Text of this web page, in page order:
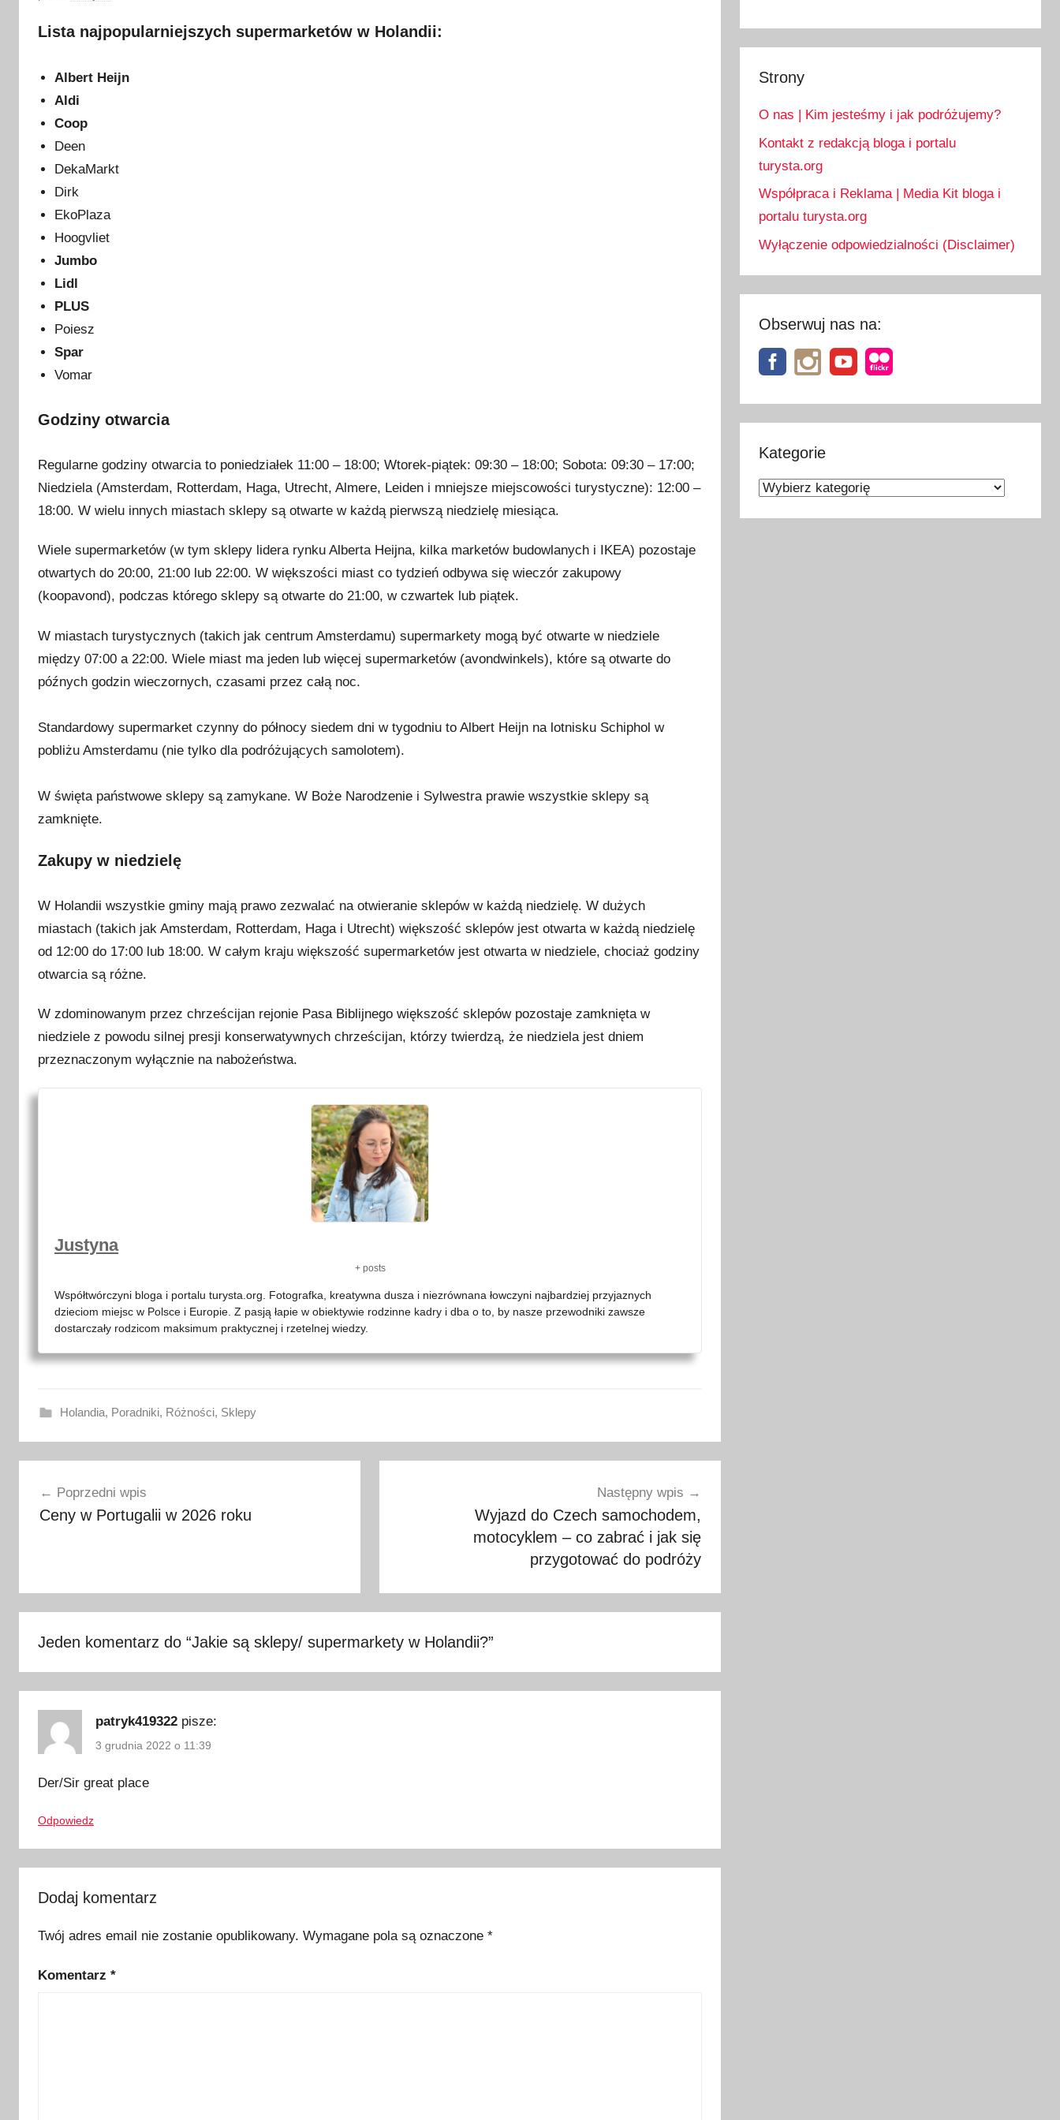
u
o
1
2
s
a
0
2
3
Lista najpopularniejszych supermarketów w Holandii:
Albert Heijn
Aldi
Coop
Deen
DekaMarkt
Dirk
EkoPlaza
Hoogvliet
Jumbo
Lidl
PLUS
Poiesz
Spar
Vomar
Godziny otwarcia
Regularne godziny otwarcia to poniedziałek 11:00 – 18:00; Wtorek-piątek: 09:30 – 18:00; Sobota: 09:30 – 17:00;
Niedziela (Amsterdam, Rotterdam, Haga, Utrecht, Almere, Leiden i mniejsze miejscowości turystyczne): 12:00 –
18:00. W wielu innych miastach sklepy są otwarte w każdą pierwszą niedzielę miesiąca.
Wiele supermarketów (w tym sklepy lidera rynku Alberta Heijna, kilka marketów budowlanych i IKEA) pozostaje
otwartych do 20:00, 21:00 lub 22:00. W większości miast co tydzień odbywa się wieczór zakupowy
(koopavond), podczas którego sklepy są otwarte do 21:00, w czwartek lub piątek.
W miastach turystycznych (takich jak centrum Amsterdamu) supermarkety mogą być otwarte w niedziele
między 07:00 a 22:00. Wiele miast ma jeden lub więcej supermarketów (avondwinkels), które są otwarte do
późnych godzin wieczornych, czasami przez całą noc.
Standardowy supermarket czynny do północy siedem dni w tygodniu to Albert Heijn na lotnisku Schiphol w
pobliżu Amsterdamu (nie tylko dla podróżujących samolotem).
W święta państwowe sklepy są zamykane. W Boże Narodzenie i Sylwestra prawie wszystkie sklepy są
zamknięte.
Zakupy w niedzielę
W Holandii wszystkie gminy mają prawo zezwalać na otwieranie sklepów w każdą niedzielę. W dużych
miastach (takich jak Amsterdam, Rotterdam, Haga i Utrecht) większość sklepów jest otwarta w każdą niedzielę
od 12:00 do 17:00 lub 18:00. W całym kraju większość supermarketów jest otwarta w niedziele, chociaż godziny
otwarcia są różne.
W zdominowanym przez chrześcijan rejonie Pasa Biblijnego większość sklepów pozostaje zamknięta w
niedziele z powodu silnej presji konserwatywnych chrześcijan, którzy twierdzą, że niedziela jest dniem
przeznaczonym wyłącznie na nabożeństwa.
Justyna
+ posts
Współtwórczyni bloga i portalu turysta.org. Fotografka, kreatywna dusza i niezrównana łowczyni najbardziej przyjaznych
dzieciom miejsc w Polsce i Europie. Z pasją łapie w obiektywie rodzinne kadry i dba o to, by nasze przewodniki zawsze
dostarczały rodzicom maksimum praktycznej i rzetelnej wiedzy.
Holandia, Poradniki, Różności, Sklepy
s
t
a
y
t
c
wpisuPoprzedni wpis
Ceny w Portugalii w 2026 roku
Następny wpis
Wyjazd do Czech samochodem,
motocyklem – co zabrać i jak się
przygotować do podróży
Jeden komentarz do “Jakie są sklepy/ supermarkety w Holandii?”
patryk419322 pisze:
3 grudnia 2022 o 11:39
Der/Sir great place
Odpowiedz
Dodaj komentarz
Twój adres email nie zostanie opublikowany. Wymagane pola są oznaczone *
Komentarz *
Strony
O nas | Kim jesteśmy i jak podróżujemy?
Kontakt z redakcją bloga i portalu
turysta.org
Współpraca i Reklama | Media Kit bloga i
portalu turysta.org
Wyłączenie odpowiedzialności (Disclaimer)
Obserwuj nas na:
Kategorie
Kategorie